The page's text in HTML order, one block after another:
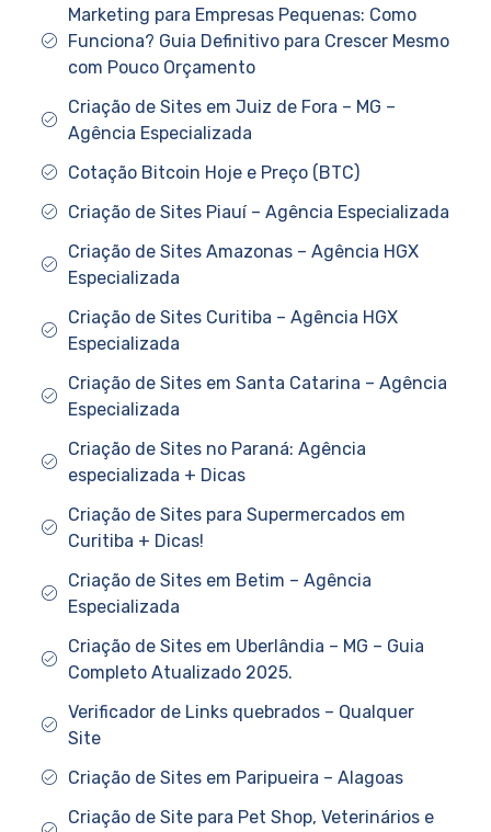
Marketing para Empresas Pequenas: Como
Funciona? Guia Definitivo para Crescer Mesmo
com Pouco Orçamento
Criação de Sites em Juiz de Fora – MG –
Agência Especializada
Cotação Bitcoin Hoje e Preço (BTC)
Criação de Sites Piauí – Agência Especializada
Criação de Sites Amazonas – Agência HGX
Especializada
Criação de Sites Curitiba – Agência HGX
Especializada
Criação de Sites em Santa Catarina – Agência
Especializada
Criação de Sites no Paraná: Agência
especializada + Dicas
Criação de Sites para Supermercados em
Curitiba + Dicas!
Criação de Sites em Betim – Agência
Especializada
Criação de Sites em Uberlândia – MG – Guia
Completo Atualizado 2025.
Verificador de Links quebrados – Qualquer
Site
Criação de Sites em Paripueira – Alagoas
Criação de Site para Pet Shop, Veterinários e